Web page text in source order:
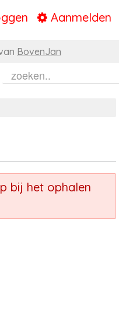
Aanmelden
BovenJan
bij het ophalen